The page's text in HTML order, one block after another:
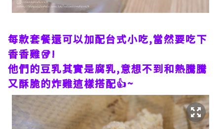
每款套餐還可以加配台式小吃,當然要吃下
香香雞🥡!
他們的豆乳其實是腐乳,意想不到和熱騰騰
又酥脆的炸雞這樣搭配👍~